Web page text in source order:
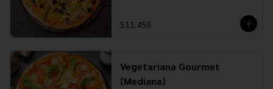
$11.450
Vegetariana Gourmet
(Mediana)